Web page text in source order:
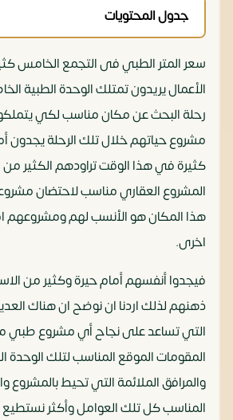
جدول المحتويات
سعر المتر الطبي فى التجمع الخامس
الأعمال يريدون تمتلك الوحدة الطبية
رحلة البحث عن مكان مناسب لكي
مشروع حياتهم خلال تلك الرحلة يجدون
كثيرة في هذا الوقت تراودهم الكثير
المشروع العقاري مناسب لاحتضان
هذا المكان هو الأنسب لهم ومشروعهم
اخرى.
فيجدوا أنفسهم أمام حيرة وكثير من
ذهنهم لذلك اردنا ان نوضح ان هناك
التي تساعد على نجاح أي مشروع طبي
المقومات الموقع المناسب لتلك الوحدة
والمرافق الملائمة التي تحيط بالمشروع
المناسب كل تلك العوامل وأكثر نستطيع